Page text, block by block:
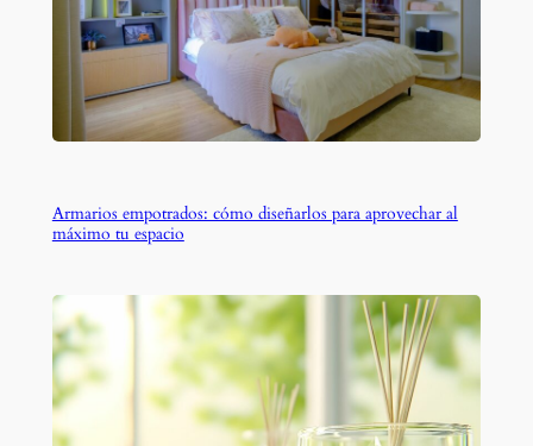
Armarios empotrados: cómo diseñarlos para aprovechar al
máximo tu espacio